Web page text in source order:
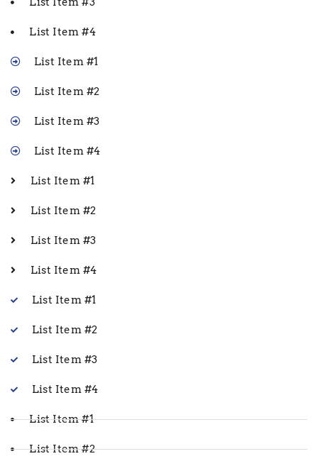
List Item #4
List Item #1
List Item #2
List Item #3
List Item #4
List Item #1
List Item #2
List Item #3
List Item #4
List Item #1
List Item #2
List Item #3
List Item #4
List Item #1
List Item #2